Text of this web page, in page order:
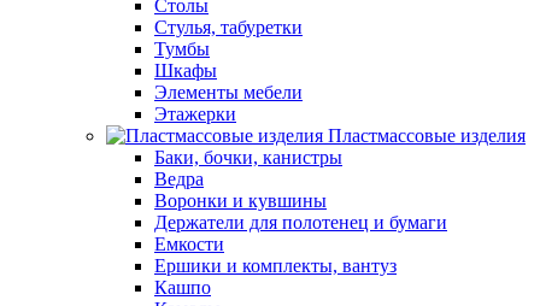
Столы
Стулья, табуретки
Тумбы
Шкафы
Элементы мебели
Этажерки
Пластмассовые изделия
Баки, бочки, канистры
Ведра
Воронки и кувшины
Держатели для полотенец и бумаги
Емкости
Ершики и комплекты, вантуз
Кашпо